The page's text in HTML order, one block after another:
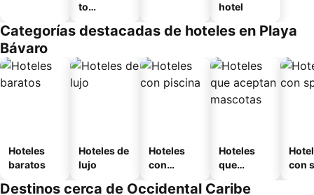
to
o
hotel
Categorías destacadas de hoteles en Playa
Bávaro
Hoteles
baratos
Hoteles de
lujo
Hoteles
con
Hoteles
que
con
Destinos cerca de Occidental Caribe